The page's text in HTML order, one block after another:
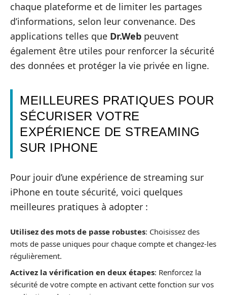
chaque plateforme et de limiter les partages
d’informations, selon leur convenance. Des
applications telles que Dr.Web peuvent
également être utiles pour renforcer la sécurité
des données et protéger la vie privée en ligne.
MEILLEURES PRATIQUES POUR
SÉCURISER VOTRE
EXPÉRIENCE DE STREAMING
SUR IPHONE
Pour jouir d’une expérience de streaming sur
iPhone en toute sécurité, voici quelques
meilleures pratiques à adopter :
Utilisez des mots de passe robustes: Choisissez des
mots de passe uniques pour chaque compte et changez-les
régulièrement.
Activez la vérification en deux étapes: Renforcez la
sécurité de votre compte en activant cette fonction sur vos